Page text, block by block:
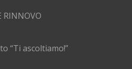
RINNOVO
“Ti ascoltiamo!”